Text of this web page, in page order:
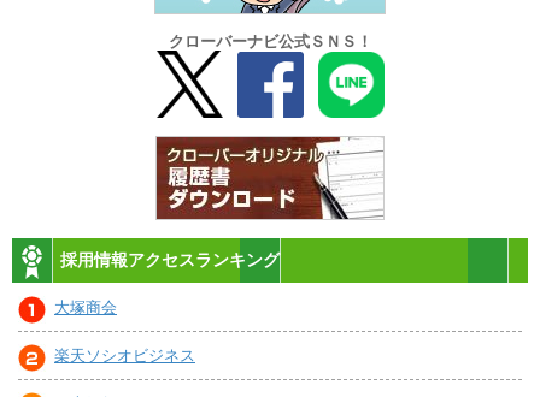
クローバーナビ公式ＳＮＳ！
採用情報アクセスランキング
大塚商会
楽天ソシオビジネス